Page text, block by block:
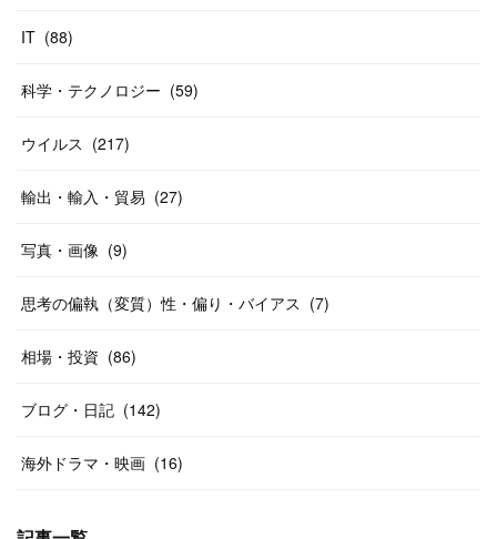
IT (88)
科学・テクノロジー (59)
ウイルス (217)
輸出・輸入・貿易 (27)
写真・画像 (9)
思考の偏執（変質）性・偏り・バイアス (7)
相場・投資 (86)
ブログ・日記 (142)
海外ドラマ・映画 (16)